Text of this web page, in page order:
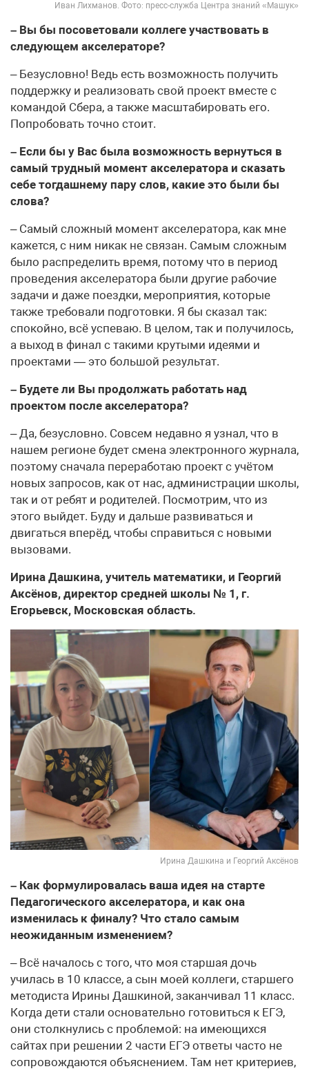
Иван Лихманов. Фото: пресс-служба Центра знаний «Машук»
– Вы бы посоветовали коллеге участвовать в
следующем акселераторе?
– Безусловно! Ведь есть возможность получить
поддержку и реализовать свой проект вместе с
командой Сбера, а также масштабировать его.
Попробовать точно стоит.
– Если бы у Вас была возможность вернуться в
самый трудный момент акселератора и сказать
себе тогдашнему пару слов, какие это были бы
слова?
– Самый сложный момент акселератора, как мне
кажется, с ним никак не связан. Самым сложным
было распределить время, потому что в период
проведения акселератора были другие рабочие
задачи и даже поездки, мероприятия, которые
также требовали подготовки. Я бы сказал так:
спокойно, всё успеваю. В целом, так и получилось,
а выход в финал с такими крутыми идеями и
проектами — это большой результат.
– Будете ли Вы продолжать работать над
проектом после акселератора?
– Да, безусловно. Совсем недавно я узнал, что в
нашем регионе будет смена электронного журнала,
поэтому сначала переработаю проект с учётом
новых запросов, как от нас, администрации школы,
так и от ребят и родителей. Посмотрим, что из
этого выйдет. Буду и дальше развиваться и
двигаться вперёд, чтобы справиться с новыми
вызовами.
Ирина Дашкина, учитель математики, и Георгий
Аксёнов, директор средней школы № 1, г.
Егорьевск, Московская область.
Ирина Дашкина и Георгий Аксёнов
– Как формулировалась ваша идея на старте
Педагогического акселератора, и как она
изменилась к финалу? Что стало самым
неожиданным изменением?
– Всё началось с того, что моя старшая дочь
училась в 10 классе, а сын моей коллеги, старшего
методиста Ирины Дашкиной, заканчивал 11 класс.
Когда дети стали основательно готовиться к ЕГЭ,
они столкнулись с проблемой: на имеющихся
сайтах при решении 2 части ЕГЭ ответы часто не
сопровождаются объяснением. Там нет критериев,